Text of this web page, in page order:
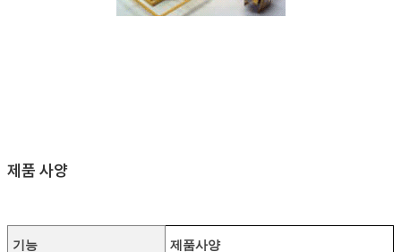
제품 사양
기능 제품사양